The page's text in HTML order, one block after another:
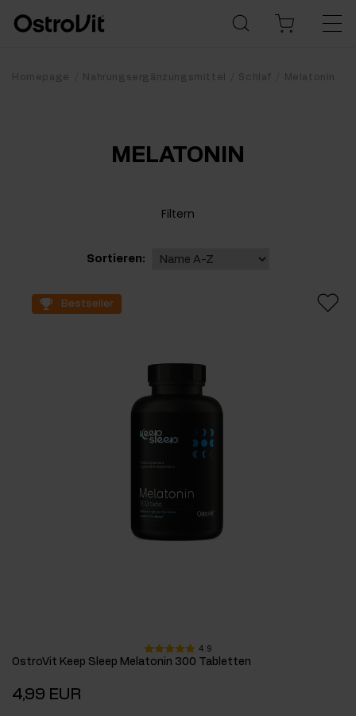
Homepage Nahrungsergänzungsmittel Schlaf Melatonin
MELATONIN
Filtern
Sortieren:
Bestseller
4.9
OstroVit Keep Sleep Melatonin 300 Tabletten
4,99 EUR